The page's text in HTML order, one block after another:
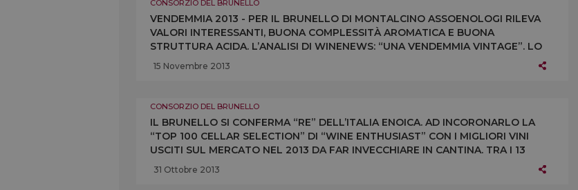
CONSORZIO DEL BRUNELLO
VENDEMMIA 2013 - PER IL BRUNELLO DI MONTALCINO ASSOENOLOGI RILEVA
VALORI INTERESSANTI, BUONA COMPLESSITÀ AROMATICA E BUONA
STRUTTURA ACIDA. L’ANALISI DI WINENEWS: “UNA VENDEMMIA VINTAGE”. LO
CONFERMANO I PRODUTTORI A MONTALCINONEWS.COM
15 Novembre 2013
CONSORZIO DEL BRUNELLO
IL BRUNELLO SI CONFERMA “RE” DELL’ITALIA ENOICA. AD INCORONARLO LA
“TOP 100 CELLAR SELECTION” DI “WINE ENTHUSIAST” CON I MIGLIORI VINI
USCITI SUL MERCATO NEL 2013 DA FAR INVECCHIARE IN CANTINA. TRA I 13
TOSCANI 4 SONO BRUNELLO (SU 17 ITALIANI)
31 Ottobre 2013